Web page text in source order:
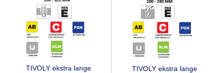
TIVOLY ekstra lange
TIVOLY ekstra lange